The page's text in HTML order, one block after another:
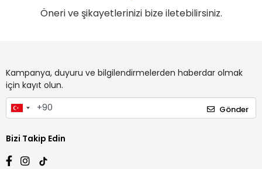
Öneri ve şikayetlerinizi bize iletebilirsiniz.
Kampanya, duyuru ve bilgilendirmelerden haberdar olmak
için kayıt olun.
Gönder
Bizi Takip Edin